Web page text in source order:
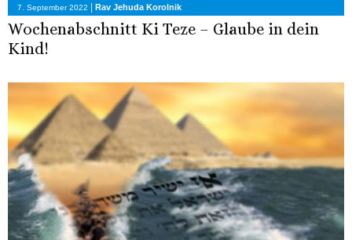
7. September 2022 | Rav Jehuda Korolnik
Wochenabschnitt Ki Teze – Glaube in dein
Kind!